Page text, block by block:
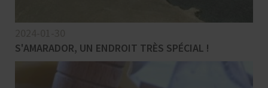
S'AMARADOR, UN ENDROIT TRÈS SPÉCIAL !